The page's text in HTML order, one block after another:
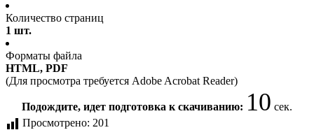
Количество страниц
1 шт.
Форматы файла
HTML, PDF
(Для просмотра требуется Adobe Acrobat Reader)
Подождите, идет подготовка к скачиванию: 10 сек.
Просмотрено: 201